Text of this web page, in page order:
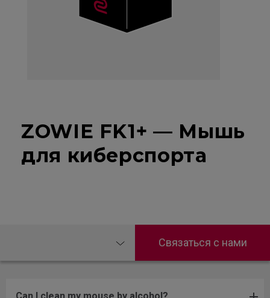
ZOWIE FK1+ — Мышь
для киберспорта
Связаться с нами
Can I clean my mouse by alcohol?